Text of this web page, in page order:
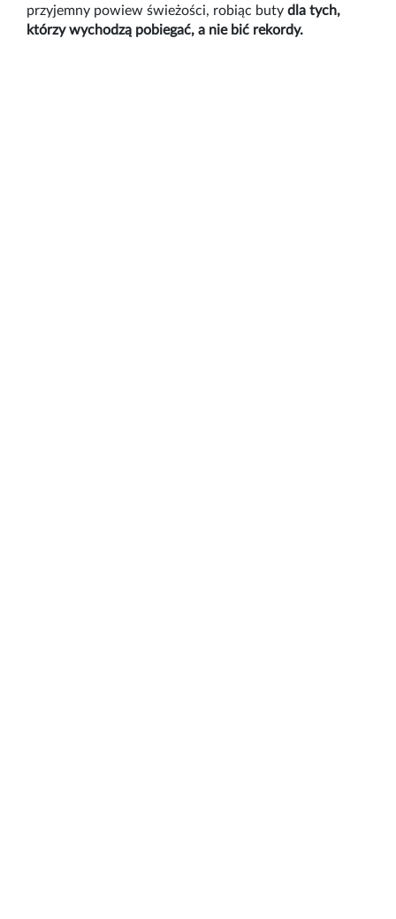
przyjemny powiew świeżości, robiąc buty dla tych,
którzy wychodzą pobiegać, a nie bić rekordy.